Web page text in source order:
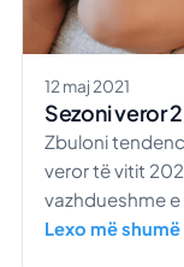
12 maj 2021
Sezoni veror
Zbuloni
veror të vitit
vazhdueshme e
Lexo më